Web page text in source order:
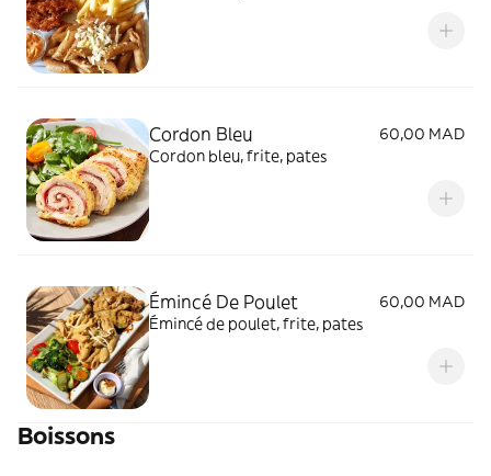
Cordon Bleu
60,00 MAD
Cordon bleu, frite, pates
Émincé De Poulet
60,00 MAD
Émincé de poulet, frite, pates
Boissons